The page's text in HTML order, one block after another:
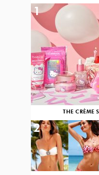
THE CRÈME
1
2